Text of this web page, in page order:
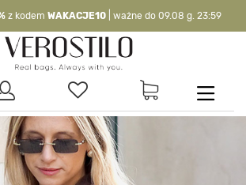
z kodem WAKACJE10 | ważne do 09.08 g. 23:59
| nie dotyczy produktów z flagą OKAZJA >